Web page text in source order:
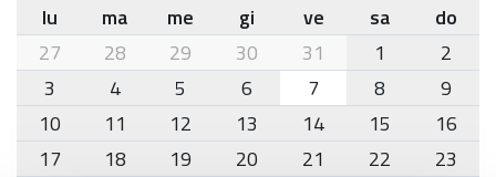
month-
8
lu ma me gi ve sa
do
27
28 29 30 31 1
2
3
4 5 6 7 8
9
10
11 12 13 14 15
16
17
18 19 20 21 22
23